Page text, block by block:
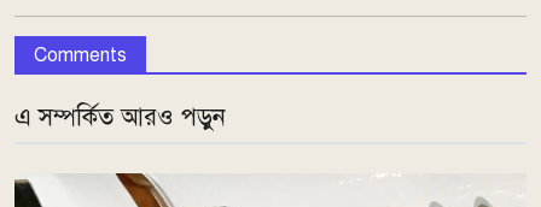
Comments
এ সম্পর্কিত আরও পড়ুন